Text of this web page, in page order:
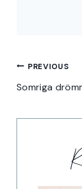
PREVIOUS
Somriga